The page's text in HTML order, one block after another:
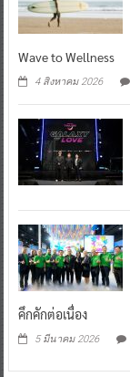
Wave to Wellness
4 สิงหาคม 2026
คึกคักต่อเนื่อง
5 มีนาคม 2026